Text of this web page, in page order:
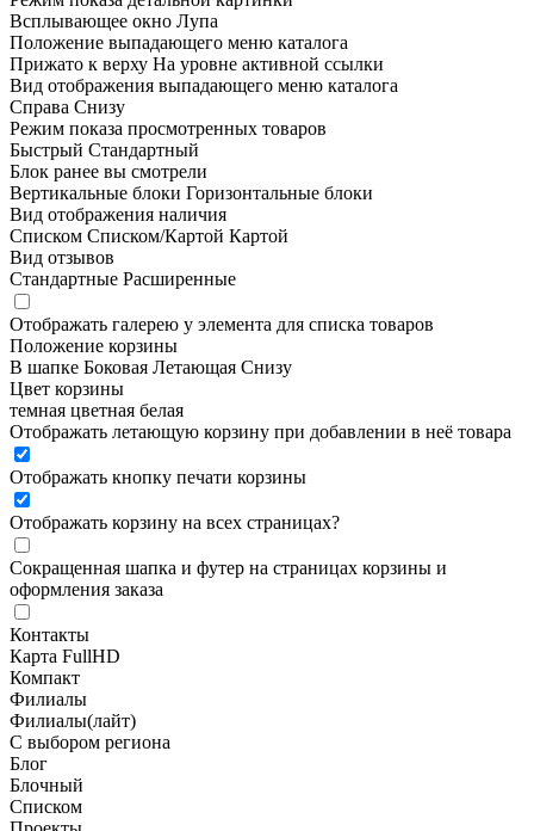
Всплывающее окно Лупа
Положение выпадающего меню каталога
Прижато к верху На уровне активной ссылки
Вид отображения выпадающего меню каталога
Справа Снизу
Режим показа просмотренных товаров
Быстрый Стандартный
Блок ранее вы смотрели
Вертикальные блоки Горизонтальные блоки
Вид отображения наличия
Списком Списком/Картой Картой
Вид отзывов
Стандартные Расширенные
Отображать галерею у элемента для списка товаров
Положение корзины
В шапке Боковая Летающая Снизу
Цвет корзины
темная цветная белая
Отображать летающую корзину при добавлении в неё товара
Отображать кнопку печати корзины
Отображать корзину на всех страницах?
Сокращенная шапка и футер на страницах корзины и
оформления заказа
Контакты
Карта FullHD
Компакт
Филиалы
Филиалы(лайт)
С выбором региона
Блог
Блочный
Списком